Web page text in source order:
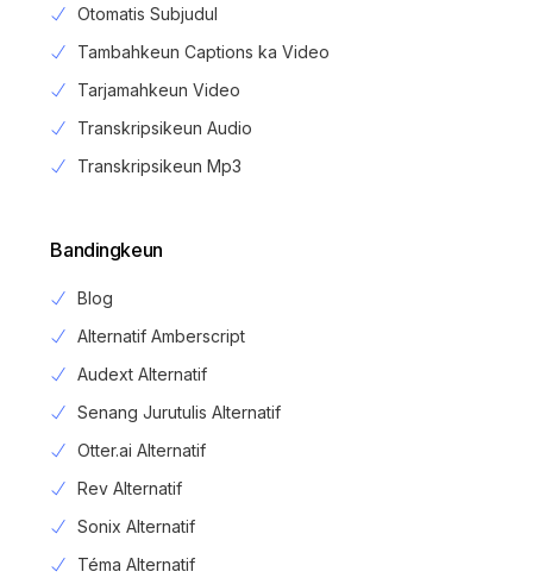
Otomatis Subjudul
Tambahkeun Captions ka Video
Tarjamahkeun Video
Transkripsikeun Audio
Transkripsikeun Mp3
Bandingkeun
Blog
Alternatif Amberscript
Audext Alternatif
Senang Jurutulis Alternatif
Otter.ai Alternatif
Rev Alternatif
Sonix Alternatif
Téma Alternatif